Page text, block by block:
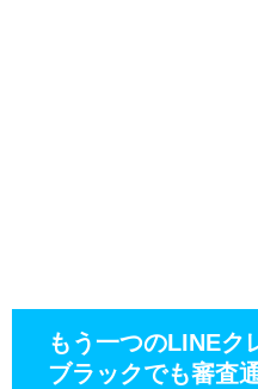
もう一つのLINEク
ブラックでも審査